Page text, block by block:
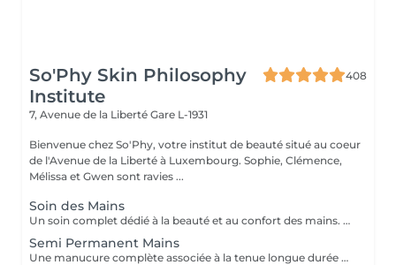
So'Phy Skin Philosophy
Institute
408
7, Avenue de la Liberté Gare L-1931
Bienvenue chez So'Phy, votre institut de beauté situé au coeur
de l'Avenue de la Liberté à Luxembourg. Sophie, Clémence,
Mélissa et Gwen sont ravies ...
Soin des Mains
Un soin complet dédié à la beauté et au confort des mains. Le soin débute par une exfoliation douce afin d'affiner le grain de peau et révéler son éclat naturel. Les mains sont ensuite enveloppées dans un masque hydratant et nourrissant pour une action en profondeur. Pendant ce temps, les ongles sont soigneusement travaillés afin de leur redonner une forme nette et harmonieuse. Le soin se termine par un massage relaxant des mains, procurant une sensation immédiate de confort et de détente. Les mains sont plus douces, la peau nourrie et les ongles parfaitement soignés. Le vernis classique n'est pas proposé à l'institut. Si vous le souhaitez, nous pouvons toutefois réaliser la pose avec votre propre vernis en sélectionnant l'option correspondante.
Semi Permanent Mains
Une manucure complète associée à la tenue longue durée du vernis semi-permanent. Le soin débute par une mise en beauté des ongles : limage, travail des cuticules et préparation de l'ongle naturel afin d'assurer un résultat net et durable. Le vernis semi-permanent est ensuite appliqué pour offrir une finition brillante, élégante et résistante dans le temps. Les ongles sont soignés, la tenue est optimale et le résultat reste impeccable pendant plusieurs semaines. Idéal pour allier esthétique, confort et praticité au quotidien.